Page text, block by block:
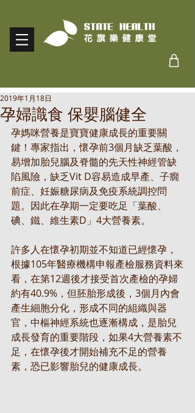
孕婦識食 保嬰腦健全
2019年1月18日
孕媽咪營養是寶寶健康成長的重要關
鍵！專家指出，懷孕前3個月缺乏葉酸，
易增加胎兒腦及脊髓的先天性神經管缺
陷風險，缺乏Vit D容易造成早產、子癇
前症、妊娠糖尿病及免疫系統調控問
題。因此在孕期一定要吃足「葉酸、
碘、鐵、維生素D」4大營養素。
許多人在懷孕初期並不知道已經懷孕，
根據105年醫療機構申報產檢服務資料來
看，在第12週後才接受首次產檢的孕婦
約有40.9%，但胚胎形成後，3個月內會
產生細胞分化，形成不同的組織與器
官，中樞神經系統也逐漸構成，是胎兒
成長發育的重要階段，如果4大營養素不
足，在懷孕後才開始補充不足的營養
素，恐已影響胎兒的健康成長。